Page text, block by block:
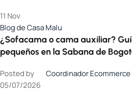
11 Nov
Blog de Casa Malu
¿Sofacama o cama auxiliar?
pequeños en la Sabana de
Posted by
Coordinador Ecommerce
05/07/2026